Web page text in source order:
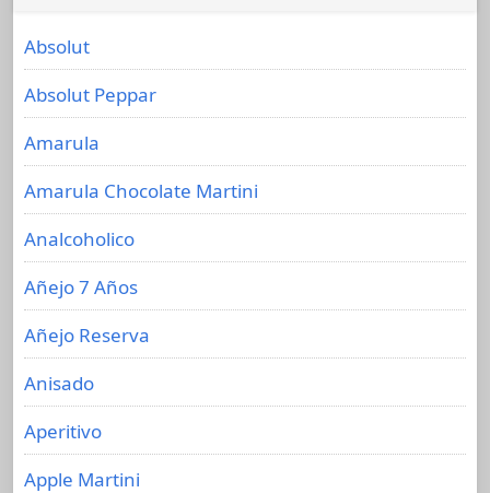
Absolut
Absolut Peppar
Amarula
Amarula Chocolate Martini
Analcoholico
Añejo 7 Años
Añejo Reserva
Anisado
Aperitivo
Apple Martini